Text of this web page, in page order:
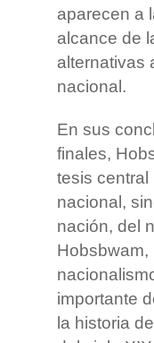
aparecen a
alcance de
alternativas
nacional.
En sus
finales,
tesis central
nacional,
nación, del
Hobsbwam,
importante
la historia